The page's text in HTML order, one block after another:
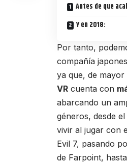
Antes de que
Y en 2018:
Por tanto,
compañía
ya que, de
VR cuenta con
abarcando un
géneros, desde
vivir al jugar con
Evil 7, pasando
de Farpoint,